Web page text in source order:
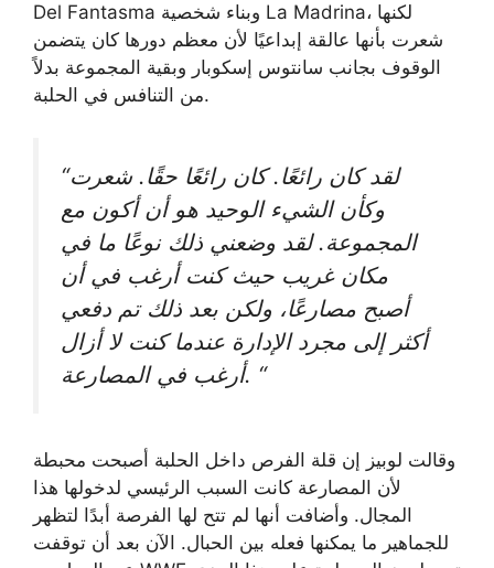
Del Fantasma وبناء شخصية La Madrina، لكنها
شعرت بأنها عالقة إبداعيًا لأن معظم دورها كان يتضمن
الوقوف بجانب سانتوس إسكوبار وبقية المجموعة بدلاً
من التنافس في الحلبة.
“لقد كان رائعًا. كان رائعًا حقًا. شعرت
وكأن الشيء الوحيد هو أن أكون مع
المجموعة. لقد وضعني ذلك نوعًا ما في
مكان غريب حيث كنت أرغب في أن
أصبح مصارعًا، ولكن بعد ذلك تم دفعي
أكثر إلى مجرد الإدارة عندما كنت لا أزال
أرغب في المصارعة. “
وقالت لوبيز إن قلة الفرص داخل الحلبة أصبحت محبطة
لأن المصارعة كانت السبب الرئيسي لدخولها هذا
المجال. وأضافت أنها لم تتح لها الفرصة أبدًا لتظهر
للجماهير ما يمكنها فعله بين الحبال. الآن بعد أن توقفت